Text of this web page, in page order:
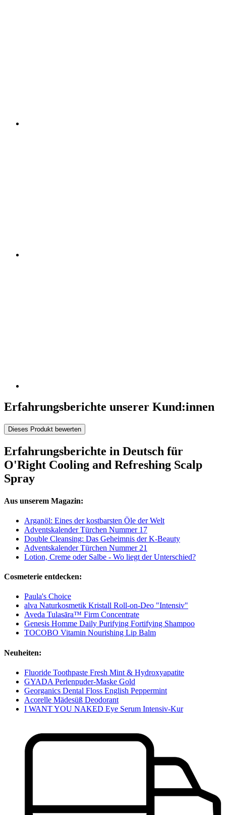
Erfahrungsberichte unserer Kund:innen
Dieses Produkt bewerten
Erfahrungsberichte in Deutsch für
O'Right Cooling and Refreshing Scalp
Spray
Aus unserem Magazin:
Arganöl: Eines der kostbarsten Öle der Welt
Adventskalender Türchen Nummer 17
Double Cleansing: Das Geheimnis der K-Beauty
Adventskalender Türchen Nummer 21
Lotion, Creme oder Salbe - Wo liegt der Unterschied?
Cosmeterie entdecken:
Paula's Choice
alva Naturkosmetik Kristall Roll-on-Deo "Intensiv"
Aveda Tulasāra™ Firm Concentrate
Genesis Homme Daily Purifying Fortifying Shampoo
TOCOBO Vitamin Nourishing Lip Balm
Neuheiten:
Fluoride Toothpaste Fresh Mint & Hydroxyapatite
GYADA Perlenpuder-Maske Gold
Georganics Dental Floss English Peppermint
Acorelle Mädesüß Deodorant
I WANT YOU NAKED Eye Serum Intensiv-Kur